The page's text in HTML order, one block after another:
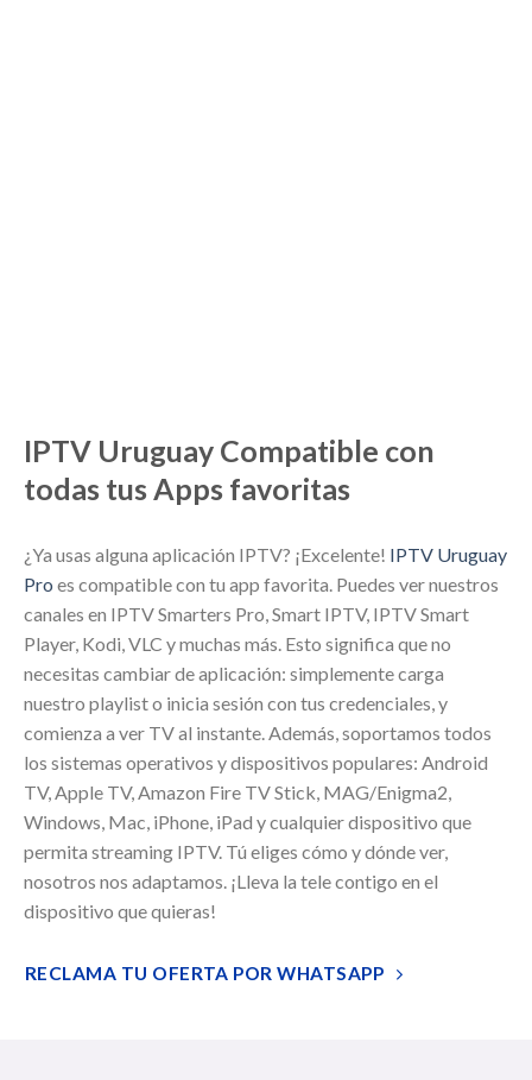
IPTV Uruguay Compatible con
todas tus Apps favoritas
¿Ya usas alguna aplicación IPTV? ¡Excelente! IPTV Uruguay
Pro es compatible con tu app favorita. Puedes ver nuestros
canales en IPTV Smarters Pro, Smart IPTV, IPTV Smart
Player, Kodi, VLC y muchas más. Esto significa que no
necesitas cambiar de aplicación: simplemente carga
nuestro playlist o inicia sesión con tus credenciales, y
comienza a ver TV al instante. Además, soportamos todos
los sistemas operativos y dispositivos populares: Android
TV, Apple TV, Amazon Fire TV Stick, MAG/Enigma2,
Windows, Mac, iPhone, iPad y cualquier dispositivo que
permita streaming IPTV. Tú eliges cómo y dónde ver,
nosotros nos adaptamos. ¡Lleva la tele contigo en el
dispositivo que quieras!
RECLAMA TU OFERTA POR WHATSAPP